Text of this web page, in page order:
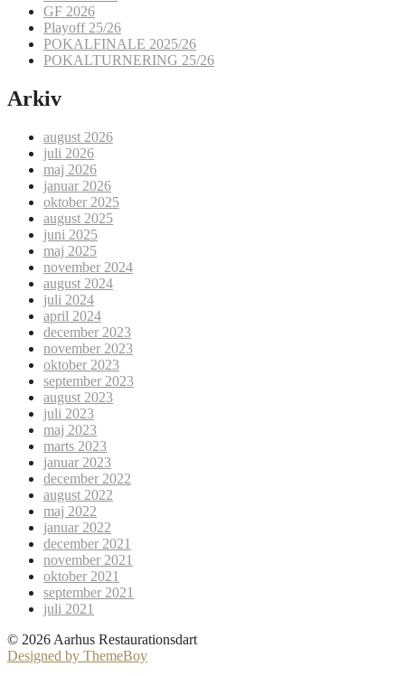
GF 2026
Playoff 25/26
POKALFINALE 2025/26
POKALTURNERING 25/26
Arkiv
august 2026
juli 2026
maj 2026
januar 2026
oktober 2025
august 2025
juni 2025
maj 2025
november 2024
august 2024
juli 2024
april 2024
december 2023
november 2023
oktober 2023
september 2023
august 2023
juli 2023
maj 2023
marts 2023
januar 2023
december 2022
august 2022
maj 2022
januar 2022
december 2021
november 2021
oktober 2021
september 2021
juli 2021
© 2026 Aarhus Restaurationsdart
Designed by ThemeBoy